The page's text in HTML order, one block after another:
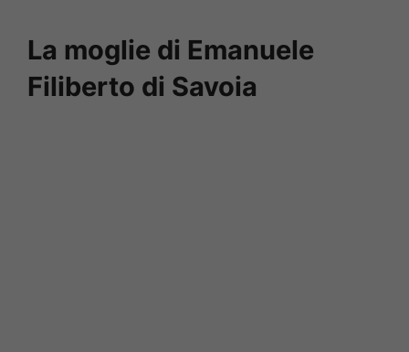
La moglie di Emanuele
Filiberto di Savoia